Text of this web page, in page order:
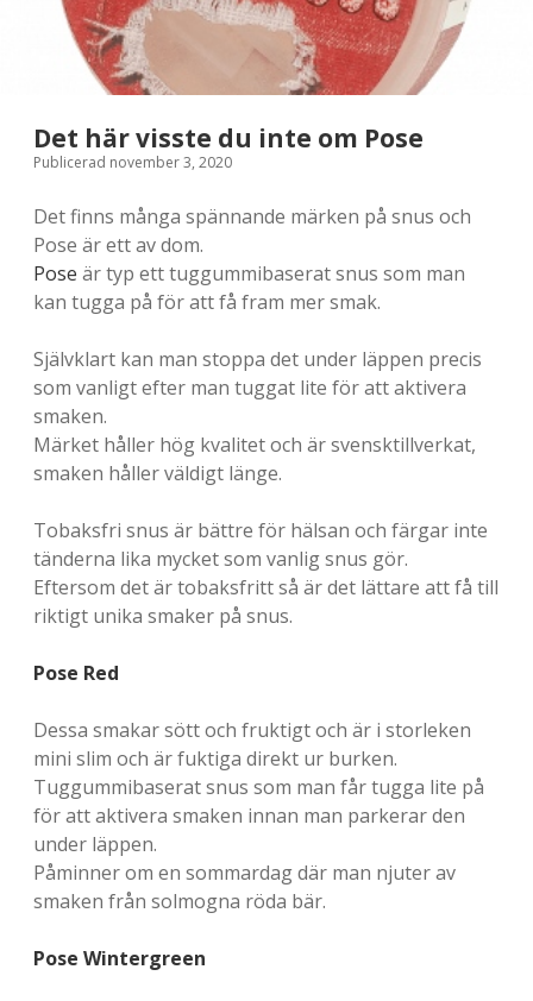
Det här visste du inte om Pose
Publicerad november 3, 2020
Det finns många spännande märken på snus och
Pose är ett av dom.
Pose är typ ett tuggummibaserat snus som man
kan tugga på för att få fram mer smak.
Självklart kan man stoppa det under läppen precis
som vanligt efter man tuggat lite för att aktivera
smaken.
Märket håller hög kvalitet och är svensktillverkat,
smaken håller väldigt länge.
Tobaksfri snus är bättre för hälsan och färgar inte
tänderna lika mycket som vanlig snus gör.
Eftersom det är tobaksfritt så är det lättare att få till
riktigt unika smaker på snus.
Pose Red
Dessa smakar sött och fruktigt och är i storleken
mini slim och är fuktiga direkt ur burken.
Tuggummibaserat snus som man får tugga lite på
för att aktivera smaken innan man parkerar den
under läppen.
Påminner om en sommardag där man njuter av
smaken från solmogna röda bär.
Pose Wintergreen